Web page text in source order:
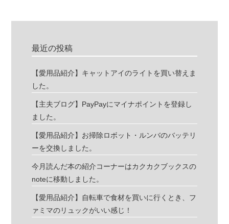
最近の投稿
【愛用品紹介】キャットアイのライトを買い替えま
した。
【主夫ブログ】PayPayにマイナポイントを登録し
ました。
【愛用品紹介】お掃除ロボット・ルンバのバッテリ
ーを交換しました。
今月読んだ本の紹介コーナーはカクカクブックスの
noteに移動しました。
【愛用品紹介】自転車で食材を買いに行くとき、フ
ァミマのリュックがいい感じ！